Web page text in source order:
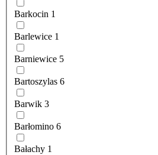
Barkocin 1
Barlewice 1
Barniewice 5
Bartoszylas 6
Barwik 3
Barłomino 6
Bałachy 1